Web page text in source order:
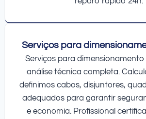
Serviços para
Serviços para
análise técnica completa.
definimos cabos, disjuntores,
adequados para garantir
e economia. Profissional